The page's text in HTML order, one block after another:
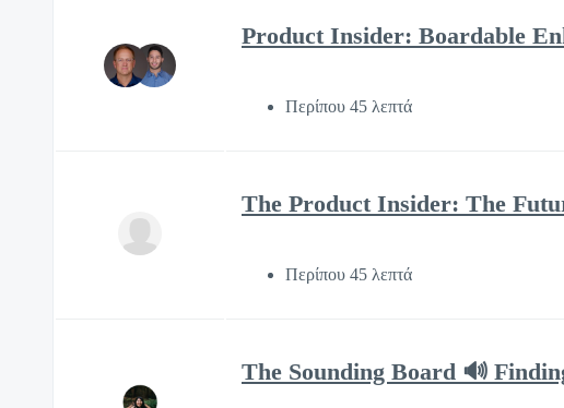
Product Insider: Boardable
Περίπου 45 λεπτά
The Product Insider: The
Περίπου 45 λεπτά
The Sounding Board 🔊